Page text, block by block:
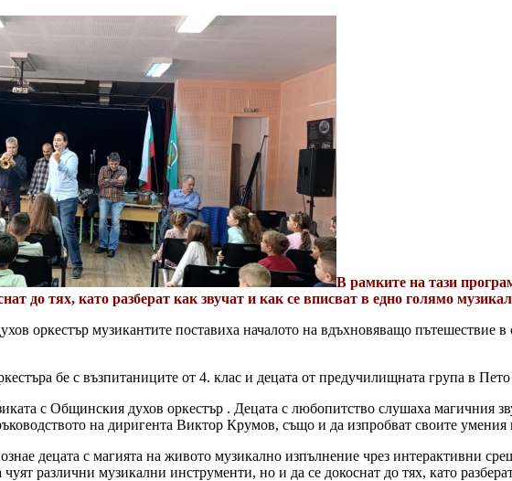
В рамките на тази
до тях, като разберат как звучат и как се вписват в едно голямо
оркестър музикантите поставиха началото на вдъхновяващо пътешествие в
бе с възпитаниците от 4. клас и децата от предучилищната група в
с Общинския духов оркестър . Децата с любопитство слушаха магичния
на диригента Виктор Крумов, също и да изпробват своите умения
децата с магията на живото музикално изпълнение чрез интерактивни
различни музикални инструменти, но и да се докоснат до тях, като